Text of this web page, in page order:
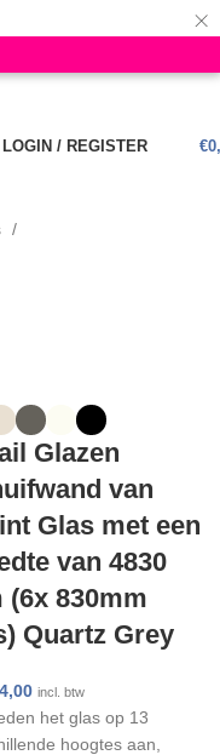
×
UITGEBREIDE
LOGIN / REGISTER €
Glazen
van
Glas met een
van 4830
(6x 830mm
Quartz Grey
incl. btw
het glas op 13
hoogtes aan,